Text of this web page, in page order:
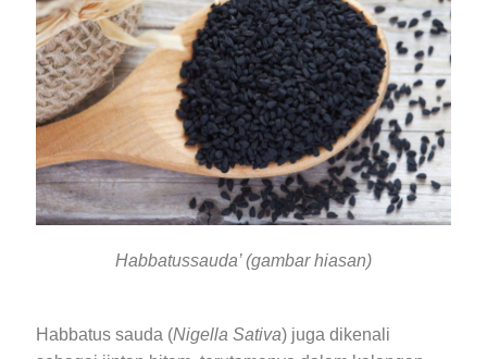
My account
Contact Us
Blog
Habbatussauda’ (gambar hiasan)
Habbatus sauda (Nigella Sativa) juga dikenali